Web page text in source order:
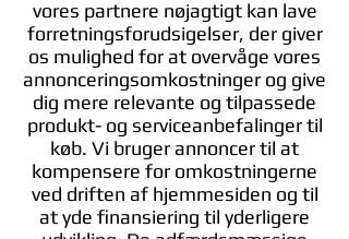
vores partnere nøjagtigt kan lave
forretningsforudsigelser, der giver
os mulighed for at overvåge vores
annonceringsomkostninger og give
dig mere relevante og tilpassede
produkt- og serviceanbefalinger til
køb. Vi bruger annoncer til at
kompensere for omkostningerne
ved driften af hjemmesiden og til
at yde finansiering til yderligere